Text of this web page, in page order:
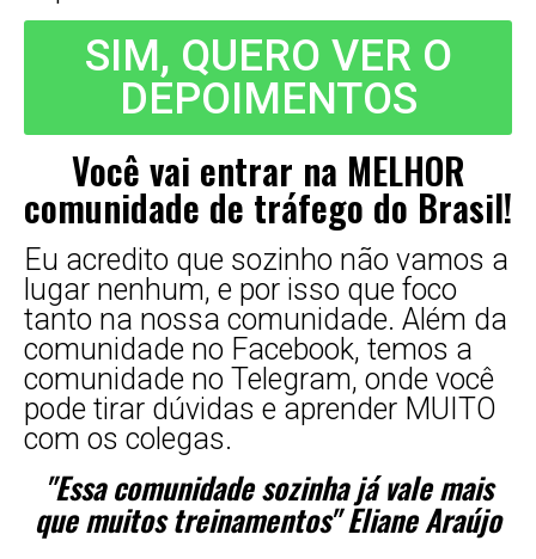
SIM, QUERO VER O
DEPOIMENTOS
Você vai entrar na MELHOR
comunidade de tráfego do Brasil!
Eu acredito que sozinho não vamos a
lugar nenhum, e por isso que foco
tanto na nossa comunidade. Além da
comunidade no Facebook, temos a
comunidade no Telegram, onde você
pode tirar dúvidas e aprender MUITO
com os colegas.
"Essa comunidade sozinha já vale mais
que muitos treinamentos" Eliane Araújo